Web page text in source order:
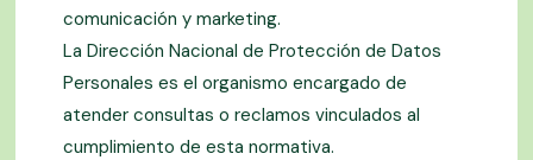
comunicación y marketing.
La Dirección Nacional de Protección de Datos
Personales es el organismo encargado de
atender consultas o reclamos vinculados al
cumplimiento de esta normativa.